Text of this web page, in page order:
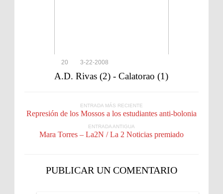
20 3-22-2008
A.D. Rivas (2) - Calatorao (1)
ENTRADA MÁS RECIENTE
Represión de los Mossos a los estudiantes anti-bolonia
ENTRADA ANTIGUA
Mara Torres – La2N / La 2 Noticias premiado
PUBLICAR UN COMENTARIO